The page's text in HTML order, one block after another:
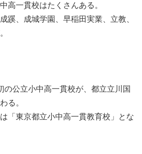
高一貫校はたくさんある。
蹊、成城学園、早稲田実業、立教、
の公立小中高一貫校が、都立立川国
る。
「東京都立小中高一貫教育校」とな